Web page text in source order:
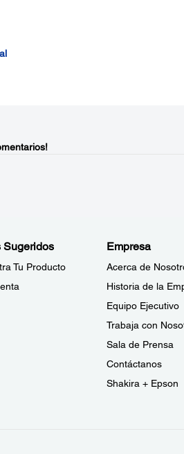
Sugeridos
Tu Producto
Empresa
Acerca de
Historia de la
Equipo Ejecutivo
Trabaja con
Sala de Prensa
Contáctanos
Shakira + Epson